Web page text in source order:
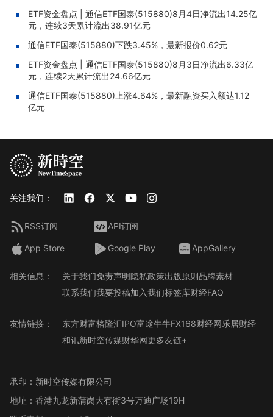
ETF资金盘点 | 通信ETF国泰(515880)8月4日净流出14.25亿
元，连续3天累计流出38.91亿元
通信ETF国泰(515880)下跌3.45%，最新报价0.62元
ETF资金盘点 | 通信ETF国泰(515880)8月3日净流出6.33亿
元，连续2天累计流出24.66亿元
通信ETF国泰(515880)上涨4.64%，最新融资买入额达1.12
亿元
关注我们：
RSS订阅 API订阅
App Store Google Play AppGallery
相关信息： 关于我们免责声明隐私政策出版原则品牌素材
联系我们我要投稿加入我们标签库财经FAQ
友情链接： 东方财富格隆汇IPO富途牛牛FX168财经网乐居财经
和讯新时空传媒财华网更多友链+
承印：新时空传媒有限公司
地址：香港九龙新蒲岗大有街3号万迪广场19H